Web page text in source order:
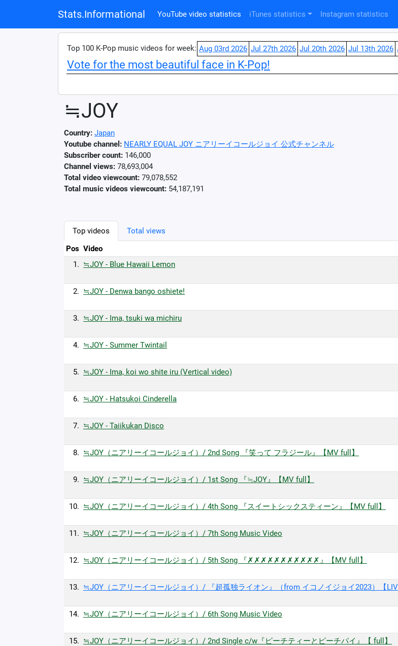
Stats.Informational YouTube video statistics iTunes statistics Instagram statistics
Top 100 K-Pop music videos for week: Aug 03rd 2026 Jul 27th 2026 Jul 20th 2026 Jul 13th 2026
Vote for the most beautiful face in K-Pop!
≒JOY
Country: Japan
Youtube channel: NEARLY EQUAL JOY ニアリーイコールジョイ 公式チャンネル
Subscriber count: 146,000
Channel views: 78,693,004
Total video viewcount: 79,078,552
Total music videos viewcount: 54,187,191
Top videos
Total views
Pos Video
1. ≒JOY - Blue Hawaii Lemon
2. ≒JOY - Denwa bango oshiete!
3. ≒JOY - Ima, tsuki wa michiru
4. ≒JOY - Summer Twintail
5. ≒JOY - Ima, koi wo shite iru (Vertical video)
6. ≒JOY - Hatsukoi Cinderella
7. ≒JOY - Taiikukan Disco
8. ≒JOY（ニアリーイコールジョイ）/ 2nd Song 『笑って フラジール』【MV full】
9. ≒JOY（ニアリーイコールジョイ）/ 1st Song 『≒JOY』【MV full】
10. ≒JOY（ニアリーイコールジョイ）/ 4th Song 『スイートシックスティーン』【MV full】
11. ≒JOY（ニアリーイコールジョイ）/ 7th Song Music Video
12. ≒JOY（ニアリーイコールジョイ）/ 5th Song 『✗✗✗✗✗✗✗✗✗✗✗』【MV full】
13. ≒JOY（ニアリーイコールジョイ）/ 『超孤独ライオン』（from イコノイジョイ2023）【
14. ≒JOY（ニアリーイコールジョイ）/ 6th Song Music Video
15. ≒JOY（ニアリーイコールジョイ）/ 2nd Single c/w『ピーチティーとピーチパイ』【 full】